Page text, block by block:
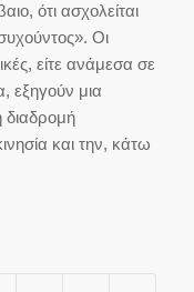
ότι ασχολείται
Οι
είτε ανάμεσα σε
εξηγούν μια
διαδρομή
και την, κάτω